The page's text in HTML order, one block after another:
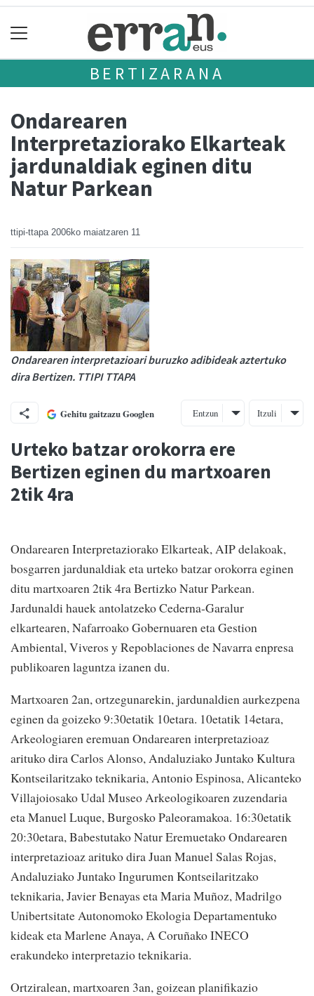
BERTIZARANA
Ondarearen
Interpretaziorako Elkarteak
jardunaldiak eginen ditu
Natur Parkean
ttipi-ttapa 2006ko maiatzaren 11
Ondarearen interpretazioari buruzko adibideak aztertuko
dira Bertizen. TTIPI TTAPA
Gehitu gaitzazu Googlen Entzun Itzuli
Urteko batzar orokorra ere
Bertizen eginen du martxoaren
2tik 4ra
Ondarearen Interpretaziorako Elkarteak, AIP delakoak,
bosgarren jardunaldiak eta urteko batzar orokorra eginen
ditu martxoaren 2tik 4ra Bertizko Natur Parkean.
Jardunaldi hauek antolatzeko Cederna-Garalur
elkartearen, Nafarroako Gobernuaren eta Gestion
Ambiental, Viveros y Repoblaciones de Navarra enpresa
publikoaren laguntza izanen du.
Martxoaren 2an, ortzegunarekin, jardunaldien aurkezpena
eginen da goizeko 9:30etatik 10etara. 10etatik 14etara,
Arkeologiaren eremuan Ondarearen interpretazioaz
arituko dira Carlos Alonso, Andaluziako Juntako Kultura
Kontseilaritzako teknikaria, Antonio Espinosa, Alicanteko
Villajoiosako Udal Museo Arkeologikoaren zuzendaria
eta Manuel Luque, Burgosko Paleoramakoa. 16:30etatik
20:30etara, Babestutako Natur Eremuetako Ondarearen
interpretazioaz arituko dira Juan Manuel Salas Rojas,
Andaluziako Juntako Ingurumen Kontseilaritzako
teknikaria, Javier Benayas eta Maria Muñoz, Madrilgo
Unibertsitate Autonomoko Ekologia Departamentuko
kideak eta Marlene Anaya, A Coruñako INECO
erakundeko interpretazio teknikaria.
Ortziralean, martxoaren 3an, goizean planifikazio